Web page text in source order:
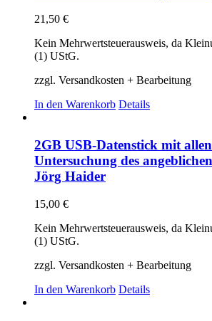
21,50 €
Kein Mehrwertsteuerausweis, da
(1) UStG.
zzgl. Versandkosten + Bearbeitung
In den Warenkorb Details
2GB USB-Datenstick mit
Untersuchung des
Jörg Haider
15,00 €
Kein Mehrwertsteuerausweis, da
(1) UStG.
zzgl. Versandkosten + Bearbeitung
In den Warenkorb Details